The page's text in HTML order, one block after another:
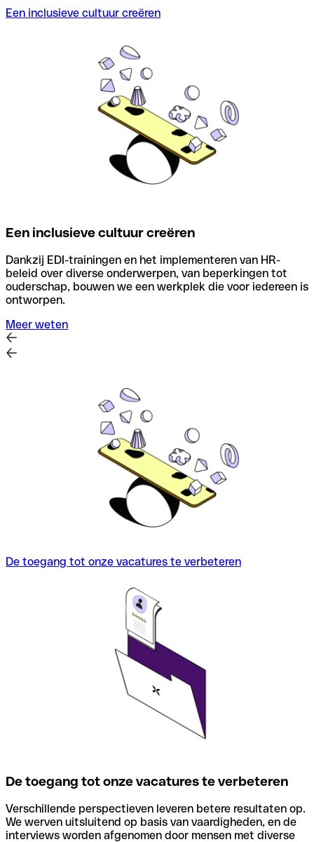
Een inclusieve cultuur creëren
Een inclusieve cultuur creëren
Dankzij EDI-trainingen en het implementeren van HR-
beleid over diverse onderwerpen, van beperkingen tot
ouderschap, bouwen we een werkplek die voor iedereen is
ontworpen.
Meer weten
De toegang tot onze vacatures te verbeteren
De toegang tot onze vacatures te verbeteren
Verschillende perspectieven leveren betere resultaten op.
We werven uitsluitend op basis van vaardigheden, en de
interviews worden afgenomen door mensen met diverse